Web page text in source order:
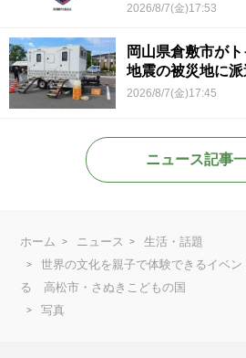
2026/8/7(金)17:53
岡山県倉敷市が
地震の被災地に派
2026/8/7(金)17:45
ニュース記事
ホーム ニュース
生活・話題
世界の文化を親子で体験できるイベ
る 高松市・さぬきこどもの国
写真